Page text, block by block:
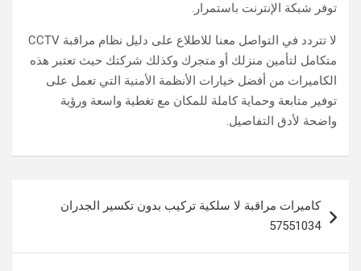
توفر شبكة الإنترنت باستمرار.
لا تتردد في التواصل معنا للاطلاع على دليل نظام مراقبة CCTV
متكامل لتأمين منزلك أو متجرك وكذلك شركتك حيث تعتبر هذه
الكاميرات من أفضل خيارات الأنظمة الأمنية التي تعمل على
توفير متابعة وحماية كاملة للمكان مع تغطية واسعة ورؤية
واضحة لأدق التفاصيل.
المقالات
كاميرات مراقبة لا سلكية تركيب بدون تكسير الجدران
57551034